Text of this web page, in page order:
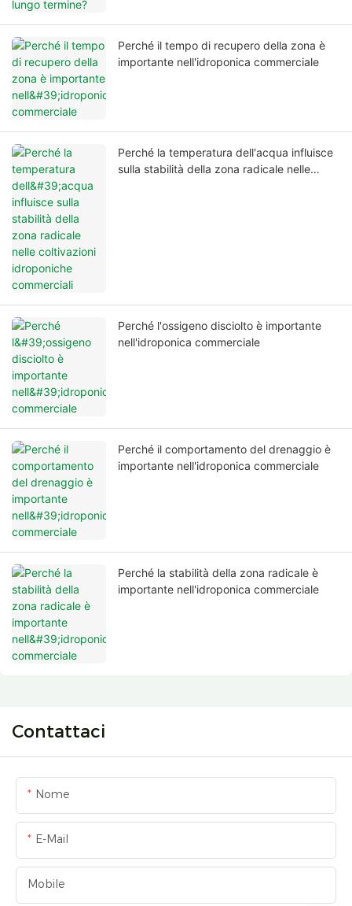
Perché il tempo di recupero della zona è
importante nell'idroponica commerciale
Perché la temperatura dell'acqua influisce
sulla stabilità della zona radicale nelle
Perché l'ossigeno disciolto è importante
nell'idroponica commerciale
Perché il comportamento del drenaggio è
importante nell'idroponica commerciale
Perché la stabilità della zona radicale è
importante nell'idroponica commerciale
Contattaci
Nome
E-Mail
Mobile